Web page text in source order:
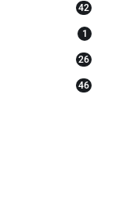
42
1
26
46